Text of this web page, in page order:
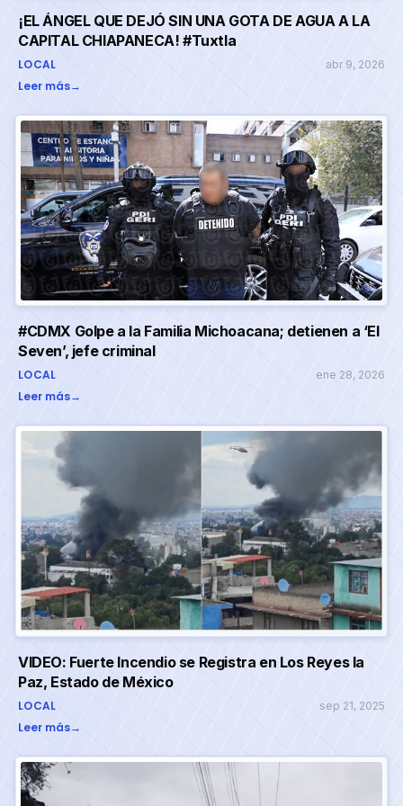
¡EL ÁNGEL QUE DEJÓ SIN UNA GOTA DE AGUA A LA
CAPITAL CHIAPANECA! #Tuxtla
LOCAL abr 9, 2026
Leer más→
#CDMX Golpe a la Familia Michoacana; detienen a ‘El
Seven’, jefe criminal
LOCAL ene 28, 2026
Leer más→
VIDEO: Fuerte Incendio se Registra en Los Reyes la
Paz, Estado de México
LOCAL sep 21, 2025
Leer más→